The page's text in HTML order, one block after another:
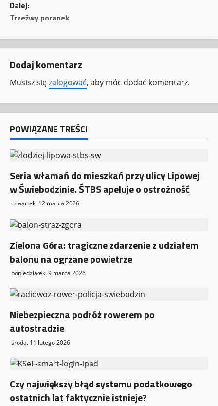
b
c
z
p
i
s
y
Dalej:
Trzeźwy poranek
Dodaj komentarz
Musisz sięzalogować, aby móc dodać komentarz.
POWIĄZANE TREŚCI
Seria włamań do mieszkań przy ulicy Lipowej
w Świebodzinie. ŚTBS apeluje o ostrożność
czwartek, 12 marca 2026
Zielona Góra: tragiczne zdarzenie z udziałem
balonu na ogrzane powietrze
poniedziałek, 9 marca 2026
Niebezpieczna podróż rowerem po
autostradzie
środa, 11 lutego 2026
Czy największy błąd systemu podatkowego
ostatnich lat faktycznie istnieje?